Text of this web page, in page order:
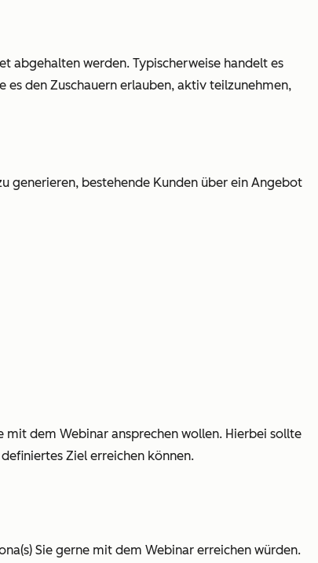
abgehalten werden. Typischerweise handelt es
es den Zuschauern erlauben, aktiv teilzunehmen,
generieren, bestehende Kunden über ein Angebot
mit dem Webinar ansprechen wollen. Hierbei sollte
Ziel erreichen können.
Sie gerne mit dem Webinar erreichen würden.